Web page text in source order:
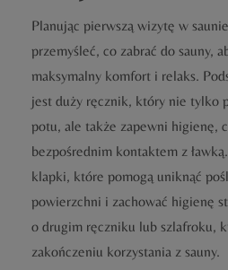
Planując pierwszą wizytę w
przemyśleć, co zabrać do sauny,
maksymalny komfort i relaks.
jest duży ręcznik, który nie tylko
potu, ale także zapewni higienę,
bezpośrednim kontaktem z
klapki, które pomogą uniknąć
powierzchni i zachować higienę
o drugim ręczniku lub szlafroku,
zakończeniu korzystania z sauny.